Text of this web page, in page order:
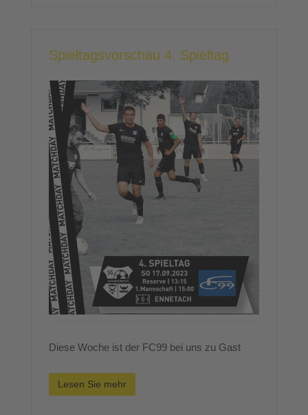
Spieltagsvorschau 4. Spieltag
Diese Woche ist der FC99 bei uns zu Gast
Lesen Sie mehr